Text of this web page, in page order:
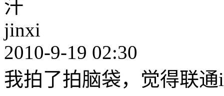
汗
jinxi
2010-9-19 02:30
我拍了拍脑袋，觉得联